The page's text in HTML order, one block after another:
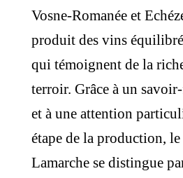
Vosne-Romanée et
produit des vins
qui témoignent de la
terroir. Grâce à un
et à une attention
étape de la production,
Lamarche se distingue